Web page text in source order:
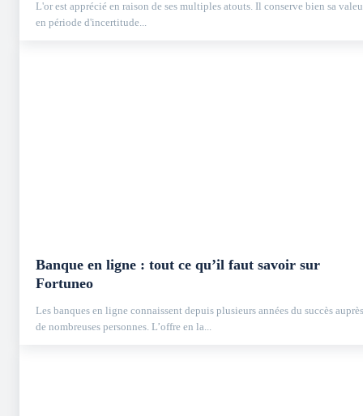
L'or est apprécié en raison de ses multiples atouts. Il conserve bien sa
en période d'incertitude...
Banque en ligne : tout ce qu’il faut savoir sur
Fortuneo
Les banques en ligne connaissent depuis plusieurs années du succès auprès
de nombreuses personnes. L’offre en la...